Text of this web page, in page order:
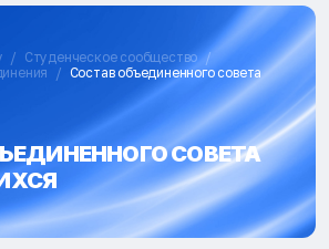
Студенческое сообщество
Состав объединенного совета
СОВЕТА